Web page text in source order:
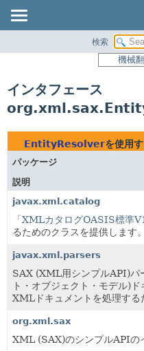
パッケージ
クラス
使用
ツリー
新規
非推奨
索引
ヘルプ
検索
機械
インタフェース
EntityResolverを使用
パッケージ
説明
javax.xml.catalog
「XMLカタログOASIS標準
るためのクラスを提供します。
javax.xml.parsers
SAX (XML用シンプルAPI)パ
ト・オブジェクト・モデル)
XMLドキュメントを処理する
org.xml.sax
XML (SAX)のシンプルAPIの